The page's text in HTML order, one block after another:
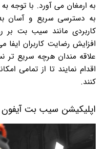
به ارمغان می آورد. با توجه
به دسترسی سریع و آسان
کاربردی مانند سیب بت
افزایش رضایت کاربران ایفا
علاقه مندان هرچه سریع
اقدام نمایند تا از تمامی
کنند.
اپلیکیشن سیب بت آیفون